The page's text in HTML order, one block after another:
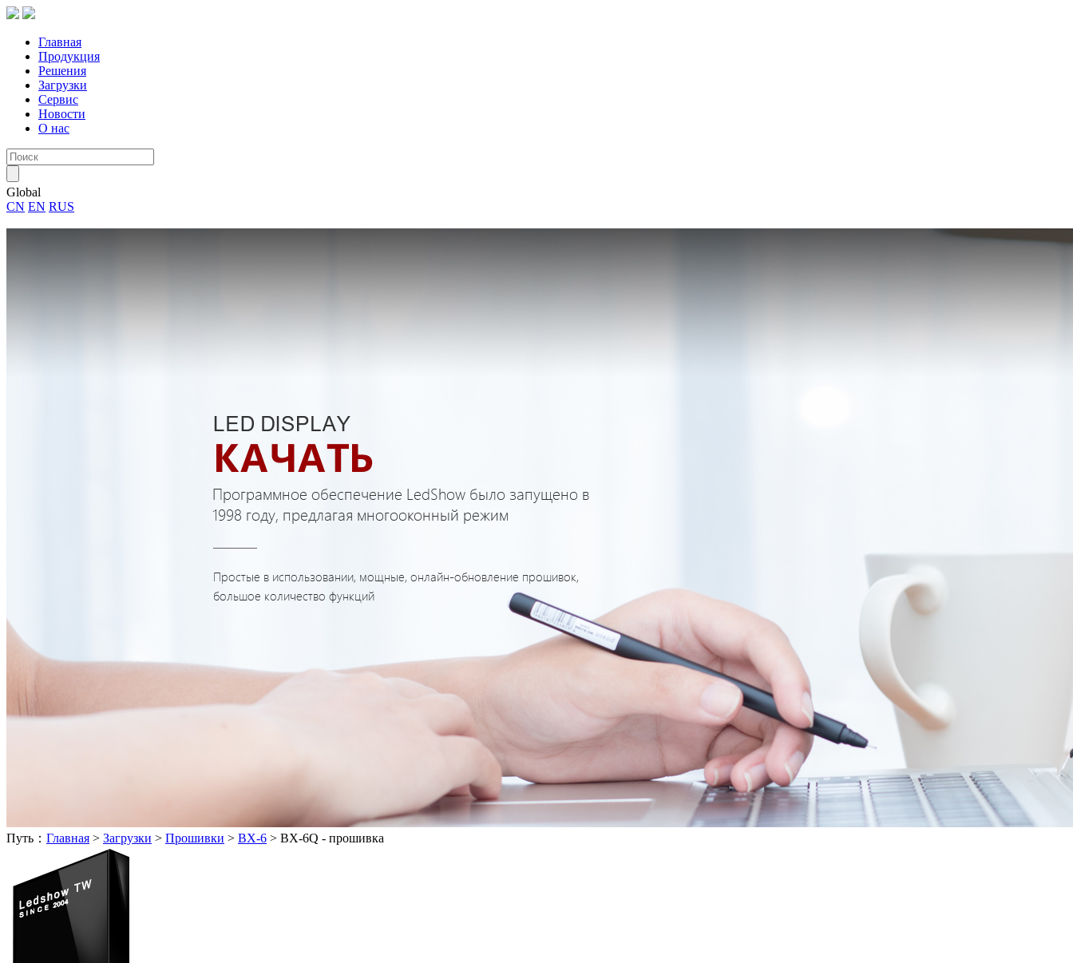
Главная
Продукция
Решения
Загрузки
Сервис
Новости
О нас
Global
CN EN RUS
Путь： Главная > Загрузки > Прошивки > BX-6 > BX-6Q - прошивка